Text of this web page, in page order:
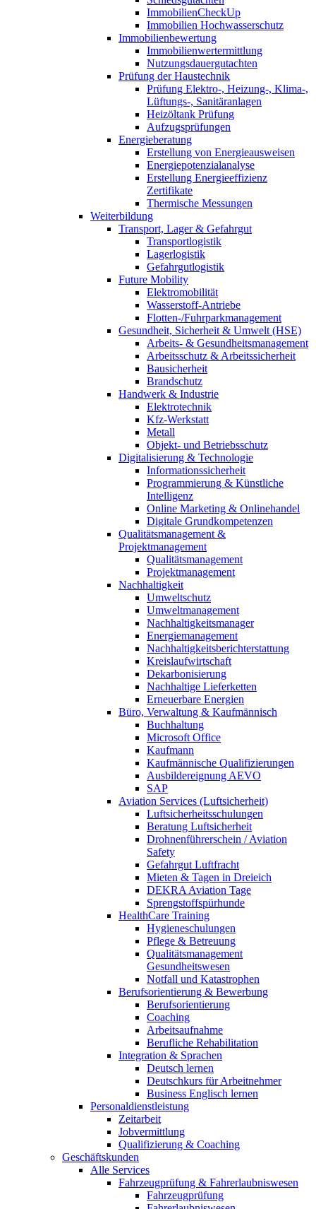
ImmobilienCheckUp
Immobilien Hochwasserschutz
Immobilienbewertung
Immobilienwertermittlung
Nutzungsdauergutachten
Prüfung der Haustechnik
Prüfung Elektro-, Heizung-, Klima-,
Lüftungs-, Sanitäranlagen
Heizöltank Prüfung
Aufzugsprüfungen
Energieberatung
Erstellung von Energieausweisen
Energiepotenzialanalyse
Erstellung Energieeffizienz
Zertifikate
Thermische Messungen
Weiterbildung
Transport, Lager & Gefahrgut
Transportlogistik
Lagerlogistik
Gefahrgutlogistik
Future Mobility
Elektromobilität
Wasserstoff-Antriebe
Flotten-/Fuhrparkmanagement
Gesundheit, Sicherheit & Umwelt (HSE)
Arbeits- & Gesundheitsmanagement
Arbeitsschutz & Arbeitssicherheit
Bausicherheit
Brandschutz
Handwerk & Industrie
Elektrotechnik
Kfz-Werkstatt
Metall
Objekt- und Betriebsschutz
Digitalisierung & Technologie
Informationssicherheit
Programmierung & Künstliche
Intelligenz
Online Marketing & Onlinehandel
Digitale Grundkompetenzen
Qualitätsmanagement &
Projektmanagement
Qualitätsmanagement
Projektmanagement
Nachhaltigkeit
Umweltschutz
Umweltmanagement
Nachhaltigkeitsmanager
Energiemanagement
Nachhaltigkeitsberichterstattung
Kreislaufwirtschaft
Dekarbonisierung
Nachhaltige Lieferketten
Erneuerbare Energien
Büro, Verwaltung & Kaufmännisch
Buchhaltung
Microsoft Office
Kaufmann
Kaufmännische Qualifizierungen
Ausbildereignung AEVO
SAP
Aviation Services (Luftsicherheit)
Luftsicherheitsschulungen
Beratung Luftsicherheit
Drohnenführerschein / Aviation
Safety
Gefahrgut Luftfracht
Mieten & Tagen in Dreieich
DEKRA Aviation Tage
Sprengstoffspürhunde
HealthCare Training
Hygieneschulungen
Pflege & Betreuung
Qualitätsmanagement
Gesundheitswesen
Notfall und Katastrophen
Berufsorientierung & Bewerbung
Berufsorientierung
Coaching
Arbeitsaufnahme
Berufliche Rehabilitation
Integration & Sprachen
Deutsch lernen
Deutschkurs für Arbeitnehmer
Business Englisch lernen
Personaldienstleistung
Zeitarbeit
Jobvermittlung
Qualifizierung & Coaching
Geschäftskunden
Alle Services
Fahrzeugprüfung & Fahrerlaubniswesen
Fahrzeugprüfung